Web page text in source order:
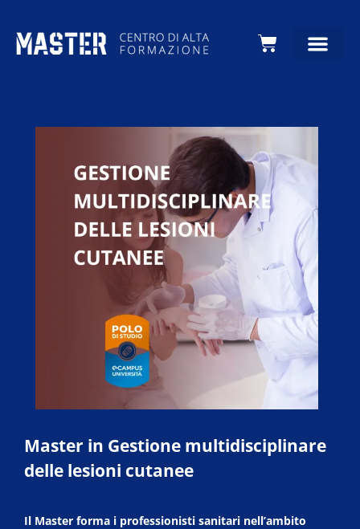
Carrello
Master in Gestione multidisciplinare
delle lesioni cutanee
Il Master forma i professionisti sanitari nell’ambito